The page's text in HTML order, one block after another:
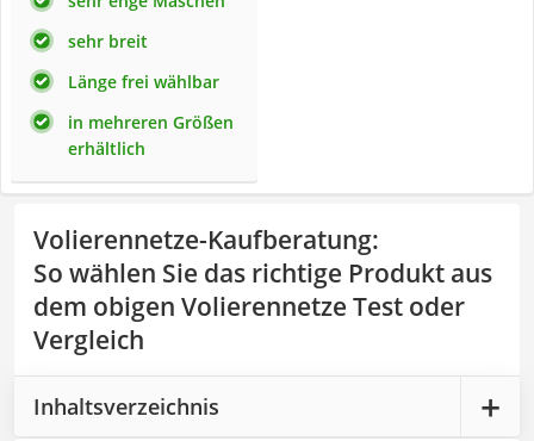
sehr breit
Länge frei wählbar
in mehreren Größen
erhältlich
Volierennetze-Kaufberatung:
So wählen Sie das richtige Produkt aus
dem obigen Volierennetze Test oder
Vergleich
Inhaltsverzeichnis